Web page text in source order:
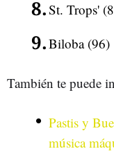
St. Trops'
Biloba (96)
También te puede
Pastis y
música